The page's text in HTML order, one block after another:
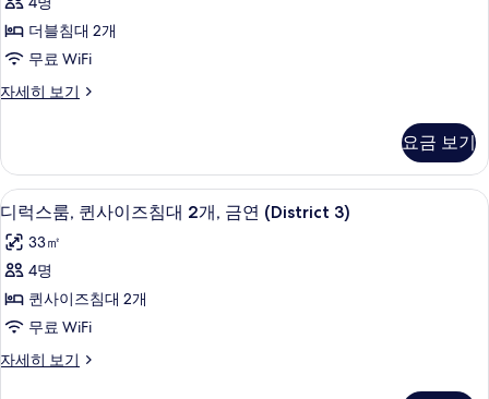
연
(District
3)
모
두
보
기
개,
금
(District
히
보
기
룸,
더
침
2
개,
금
연
(District
3)
사
진
더블침대 2개
무료 WiFi
자세히 보기
디
더
블
침
대
2
개,
연
(District
자
요금 보기
디
럭
스
룸,
퀸
이
오리/거위털 이불, 필로우탑 침대, 객실
5
디럭스룸, 퀸사이즈침대 2개, 금연 (District 3)
33㎡
4명
퀸사이즈침대 2개
무료 WiFi
자세히 보기
디